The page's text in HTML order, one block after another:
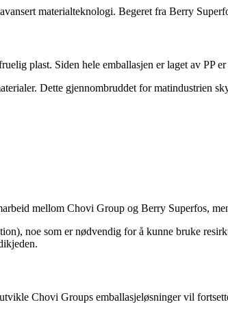
materialteknologi. Begeret fra Berry
plast. Siden hele emballasjen er laget av PP
Dette gjennombruddet for matindustrien
mellom Chovi Group og Berry Superfos,
noe som er nødvendig for å kunne bruke
Chovi Groups emballasjeløsninger vil